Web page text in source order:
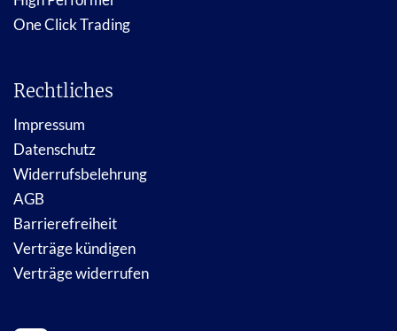
One Click Trading
Rechtliches
Impressum
Datenschutz
Widerrufsbelehrung
AGB
Barrierefreiheit
Verträge kündigen
Verträge widerrufen